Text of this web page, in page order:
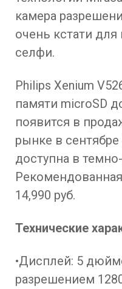
камера
очень кстати
селфи.
Philips Xenium
памяти microSD
появится в
рынке в сентябре
доступна в
14,990 руб.
Технические
•Дисплей: 5
разрешением